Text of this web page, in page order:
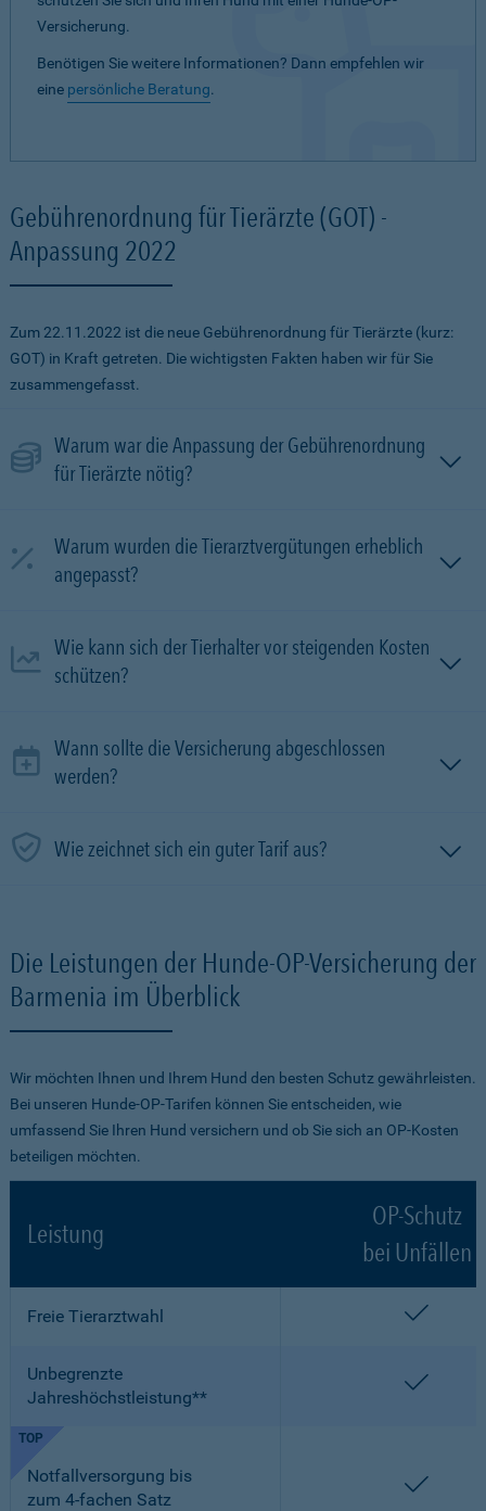
Versicherung.
Benötigen Sie weitere Informationen? Dann empfehlen wir
eine persönliche Beratung.
Gebührenordnung für Tierärzte (GOT) -
Anpassung 2022
Zum 22.11.2022 ist die neue Gebührenordnung für Tierärzte (kurz:
GOT) in Kraft getreten. Die wichtigsten Fakten haben wir für Sie
zusammengefasst.
Warum war die Anpassung der Gebührenordnung
für Tierärzte nötig?
Warum wurden die Tierarztvergütungen erheblich
angepasst?
Wie kann sich der Tierhalter vor steigenden Kosten
schützen?
Wann sollte die Versicherung abgeschlossen
werden?
Wie zeichnet sich ein guter Tarif aus?
Die Leistungen der Hunde-OP-Versicherung der
Barmenia im Überblick
Wir möchten Ihnen und Ihrem Hund den besten Schutz gewährleisten.
Bei unseren Hunde-OP-Tarifen können Sie entscheiden, wie
umfassend Sie Ihren Hund versichern und ob Sie sich an OP-Kosten
beteiligen möchten.
Leistung
OP-Schutz
bei Unfällen
Freie Tierarztwahl
Unbegrenzte
Jahreshöchstleistung**
Notfallversorgung bis
zum 4-fachen Satz
TOP